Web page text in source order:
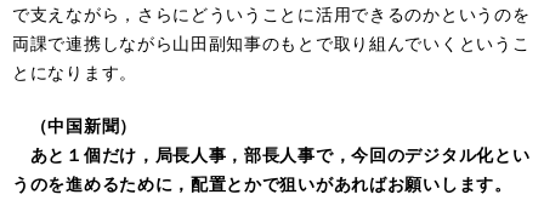
で支えながら，さらにどういうことに活用できるのかというのを
両課で連携しながら山田副知事のもとで取り組んでいくというこ
とになります。
（中国新聞）
あと１個だけ，局長人事，部長人事で，今回のデジタル化とい
うのを進めるために，配置とかで狙いがあればお願いします。